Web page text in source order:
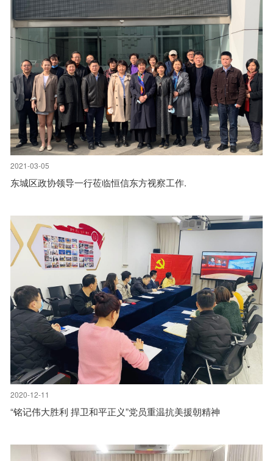
2021-03-05
东城区政协领导一行莅临恒信东方视察工作.
2020-12-11
“铭记伟大胜利 捍卫和平正义”党员重温抗美援朝精神